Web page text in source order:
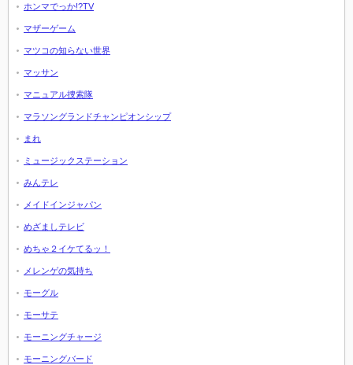
ホンマでっか!?TV
マザーゲーム
マツコの知らない世界
マッサン
マニュアル捜索隊
マラソングランドチャンピオンシップ
まれ
ミュージックステーション
みんテレ
メイドインジャパン
めざましテレビ
めちゃ２イケてるッ！
メレンゲの気持ち
モーグル
モーサテ
モーニングチャージ
モーニングバード